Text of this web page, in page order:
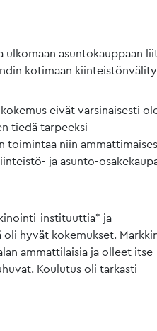
asuntokauppaan
kotimaan
eivät varsinaisesti
tiedä tarpeeksi
toimintaa niin
ja asunto-
instituuttia* ja
oli hyvät kokemukset.
ammattilaisia ja olleet itse
Koulutus oli tarkasti